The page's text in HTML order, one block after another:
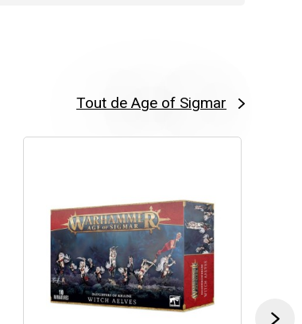
Tout de Age of Sigmar